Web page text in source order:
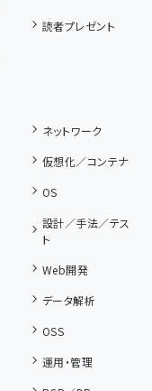
読者プレゼント
ネットワーク
仮想化／コンテナ
OS
設計／手法／テス
ト
Web開発
データ解析
OSS
運用・管理